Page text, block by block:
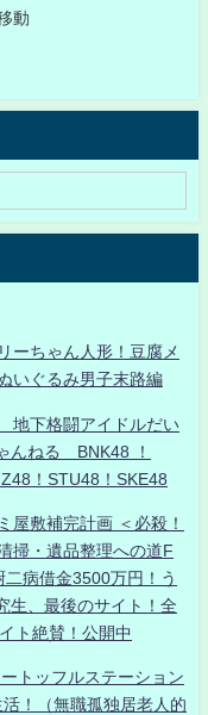
動
ーちゃん人形！豆腐メ
いぐるみ男子末路編
下格闘アイドルだい
んねる BNK48 ！
！STU48！SKE48
屋敷補完計画 ＜必殺！
掃・遺品整理への道F
病借金3500万円！う
生、最後のサイト！全
ト絶賛！公開中
トッフルステーション
！（無職孤独居老人的